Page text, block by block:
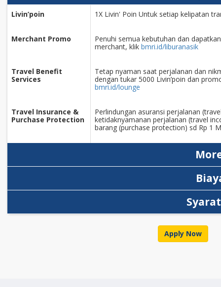
Livin’poin 1X Livin' Poin Untuk setiap kelipatan
Merchant Promo
Penuhi semua kebutuhan dan
merchant, klik bmri.id/liburanasik
Travel Benefit
Services
Tetap nyaman saat perjalanan dan
dengan tukar 5000 Livin’poin dan
bmri.id/lounge
Travel Insurance &
Purchase Protection
Perlindungan asuransi perjalanan
ketidaknyamanan perjalanan (travel
barang (purchase protection) sd Rp 1
Apply Now